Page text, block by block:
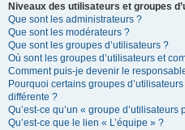
Niveaux des utilisateurs et groupes
Que sont les administrateurs ?
Que sont les modérateurs ?
Que sont les groupes d’utilisateurs ?
Où sont les groupes d’utilisateurs et
Comment puis-je devenir le
Pourquoi certains groupes
différente ?
Qu’est-ce qu’un « groupe d’utilisateurs
Qu’est-ce que le lien « L’équipe » ?